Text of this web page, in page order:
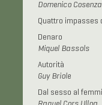
Domenico Cosenza
Quattro impasses
Denaro
Miquel Bassols
Autorità
Guy Briole
Dal sesso al